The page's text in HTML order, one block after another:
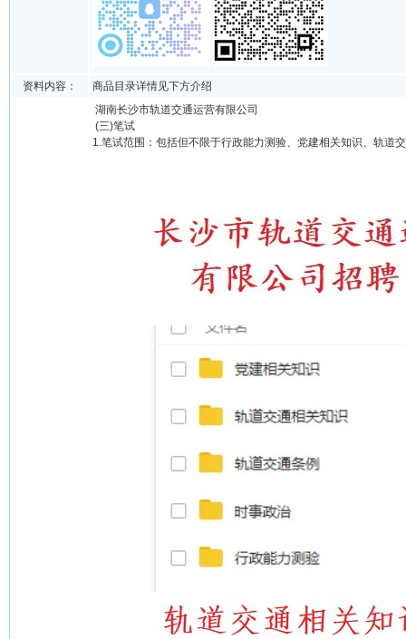
资料内容：
商品目录详情见下方介绍
湖南长沙市轨道交通运营有限公司
(三)笔试
1.笔试范围：包括但不限于行政能力测验、党建相关知识、轨道